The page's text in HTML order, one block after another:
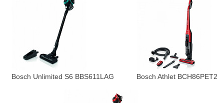
Bosch Unlimited S6 BBS611LAG Bosch Athlet BCH86PET2